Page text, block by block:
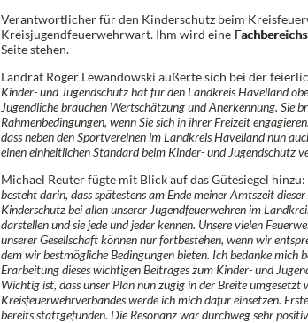
Verantwortlicher für den Kinderschutz beim
Kreisjugendfeuerwehrwart. Ihm wird eine
Seite stehen.
Landrat Roger Lewandowski äußerte sich bei der
Kinder- und Jugendschutz hat für den Landkreis Havelland
Jugendliche brauchen Wertschätzung und Anerkennung. Sie
Rahmenbedingungen, wenn Sie sich in ihrer Freizeit
dass neben den Sportvereinen im Landkreis Havelland nun
einen einheitlichen Standard beim Kinder- und Jugendschutz
Michael Reuter fügte mit Blick auf das Gütesiegel hinzu:
besteht darin, dass spätestens am Ende meiner Amtszeit
Kinderschutz bei allen unserer Jugendfeuerwehren im
darstellen und sie jede und jeder kennen. Unsere vielen
unserer Gesellschaft können nur fortbestehen, wenn wir
dem wir bestmögliche Bedingungen bieten. Ich bedanke mich
Erarbeitung dieses wichtigen Beitrages zum Kinder- und
Wichtig ist, dass unser Plan nun zügig in der Breite umgesetzt
Kreisfeuerwehrverbandes werde ich mich dafür einsetzen.
bereits stattgefunden. Die Resonanz war durchweg sehr